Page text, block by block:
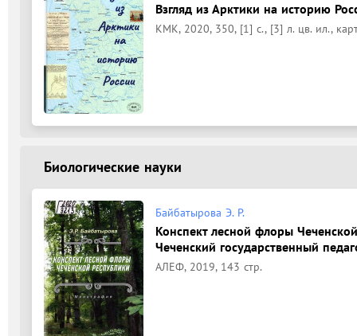
Взгляд из Арктики на историю
КМК, 2020, 350, [1] с., [3] л. цв. ил.,
Биологические науки
Байбатырова Э. Р.
Конспект лесной флоры
Чеченский государственный
АЛЕФ, 2019, 143 стр.